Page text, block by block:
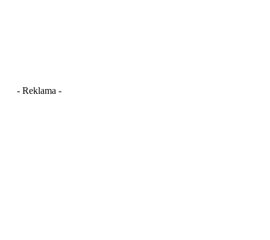
- Reklama -